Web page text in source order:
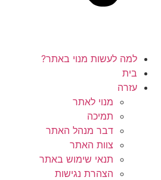
למה לעשות מנוי באתר?
בית
עזרה
מנוי לאתר
תמיכה
דבר מנהל האתר
צוות האתר
תנאי שימוש באתר
הצהרת נגישות